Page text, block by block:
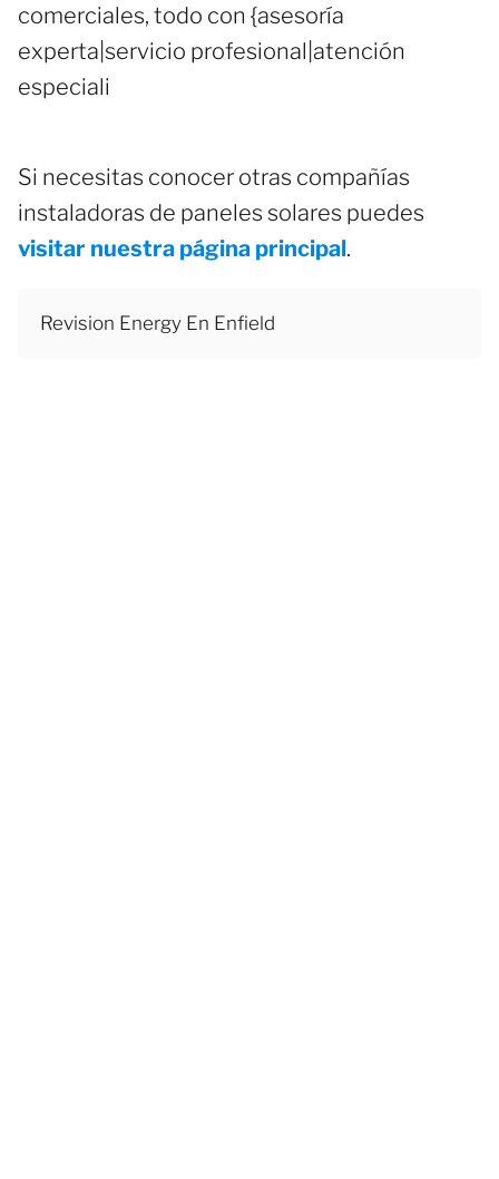
comerciales, todo con {asesoría
experta|servicio profesional|atención
especiali
Si necesitas conocer otras compañías
instaladoras de paneles solares puedes
visitar nuestra página principal.
Revision Energy En Enfield